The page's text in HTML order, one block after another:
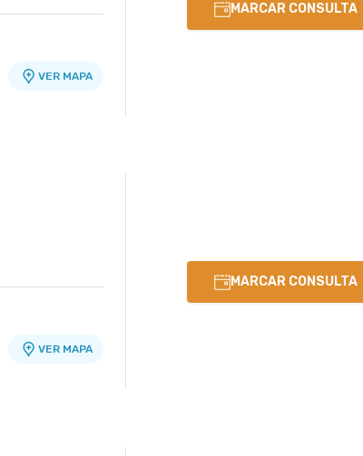
MARCAR CONSULTA
VER MAPA
MARCAR CONSULTA
VER MAPA